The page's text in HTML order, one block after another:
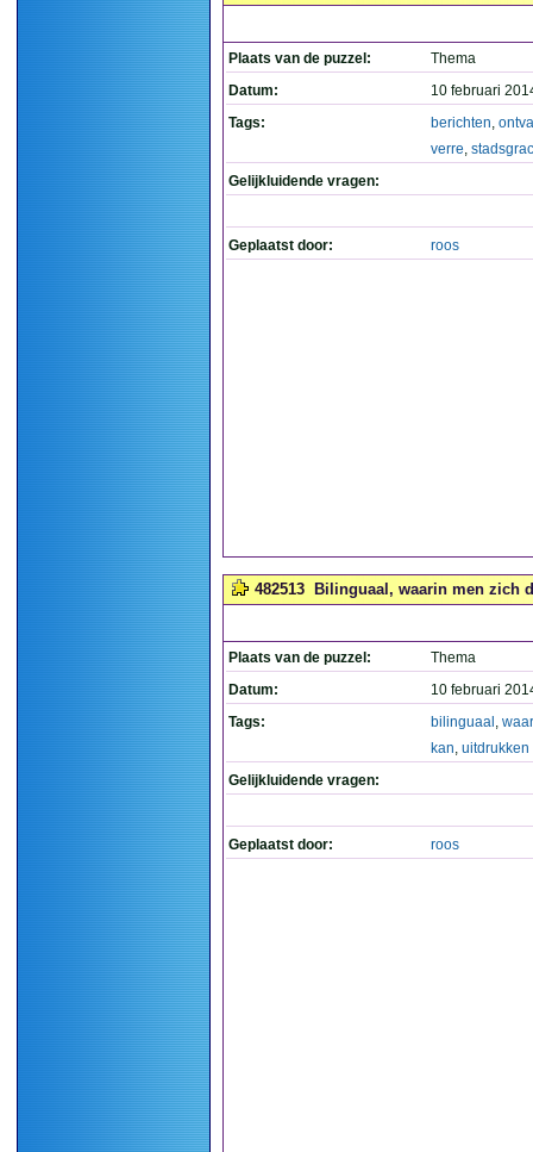
Plaats van de puzzel:
Thema
Datum:
10 februari
Tags:
berichten,
verre,
Gelijkluidende vragen:
Geplaatst door: roos
482513 Bilinguaal, waarin men zich
Plaats van de puzzel:
Thema
Datum:
10 februari
Tags:
bilinguaal ,
kan, uitdrukken
Gelijkluidende vragen:
Geplaatst door: roos